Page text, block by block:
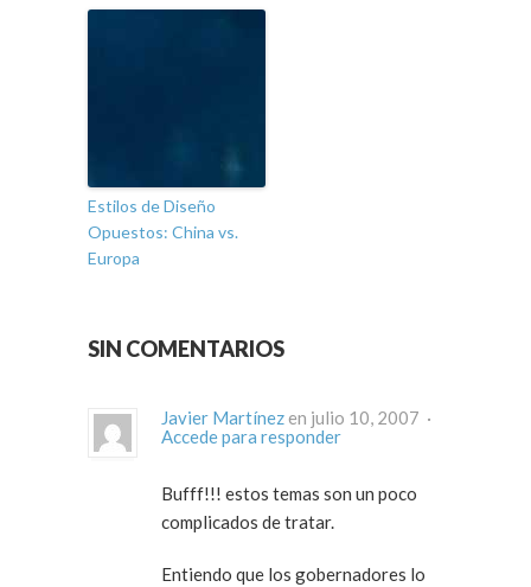
Estilos de Diseño
Opuestos: China vs.
Europa
SIN COMENTARIOS
Javier Martínez
en julio 10, 2007 ·
Accede para responder
Bufff!!! estos temas son un poco
complicados de tratar.
Entiendo que los gobernadores lo